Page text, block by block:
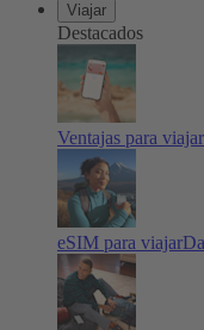
Viajar
Destacados
Ventajas para viajar
eSIM para viajar